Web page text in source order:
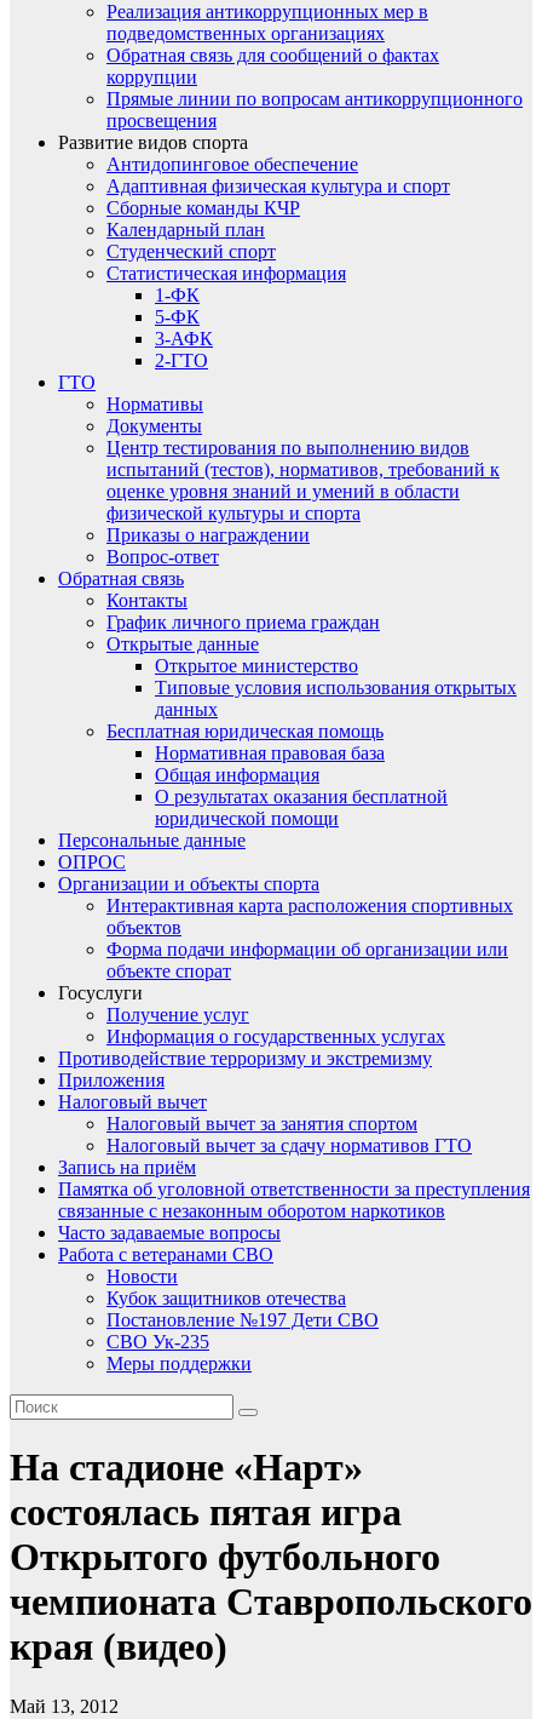
Реализация антикоррупционных мер в
подведомственных организациях
Обратная связь для сообщений о фактах
коррупции
Прямые линии по вопросам антикоррупционного
просвещения
Развитие видов спорта
Антидопинговое обеспечение
Адаптивная физическая культура и спорт
Сборные команды КЧР
Календарный план
Студенческий спорт
Статистическая информация
1-ФК
5-ФК
3-АФК
2-ГТО
ГТО
Нормативы
Документы
Центр тестирования по выполнению видов
испытаний (тестов), нормативов, требований к
оценке уровня знаний и умений в области
физической культуры и спорта
Приказы о награждении
Вопрос-ответ
Обратная связь
Контакты
График личного приема граждан
Открытые данные
Открытое министерство
Типовые условия использования открытых
данных
Бесплатная юридическая помощь
Нормативная правовая база
Общая информация
О результатах оказания бесплатной
юридической помощи
Персональные данные
ОПРОС
Организации и объекты спорта
Интерактивная карта расположения спортивных
объектов
Форма подачи информации об организации или
объекте спорат
Госуслуги
Получение услуг
Информация о государственных услугах
Противодействие терроризму и экстремизму
Приложения
Налоговый вычет
Налоговый вычет за занятия спортом
Налоговый вычет за сдачу нормативов ГТО
Запись на приём
Памятка об уголовной ответственности за преступления
связанные с незаконным оборотом наркотиков
Часто задаваемые вопросы
Работа с ветеранами СВО
Новости
Кубок защитников отечества
Постановление №197 Дети СВО
СВО Ук-235
Меры поддержки
На стадионе «Нарт»
состоялась пятая игра
Открытого футбольного
чемпионата Ставропольского
края (видео)
Май 13, 2012